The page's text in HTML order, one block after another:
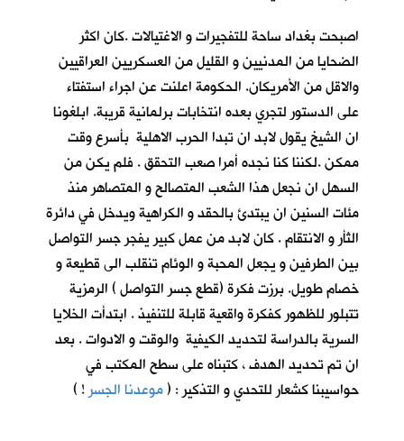
اصبحت بغداد ساحة للتفجيرات و الاغتيالات .كان اكثر
الضحايا من المدنيين و القليل من العسكريين العراقيين
والاقل من الأمريكان. الحكومة اعلنت عن اجراء استفتاء
على الدستور لتجري بعده انتخابات برلمانية قريبة. ابلغونا
ان الشيخ يقول لابد ان تبدا الحرب الاهلية بأسرع وقت
ممكن .لكننا كنا نجده أمرا صعب التحقق . فلم يكن من
السهل ان نجعل هذا الشعب المتصالح و المتصاهر منذ
مئات السنين ان يبتدئ بالحقد و الكراهية ويدخل في دائرة
الثأر و الانتقام . كان لابد من عمل كبير يفجر جسر التواصل
بين الطرفين و يجعل المحبة و الوئام تنقلب الى قطيعة و
خصام طويل. برزت فكرة (قطع جسر التواصل ) الرمزية
تتبلور للظهور كفكرة واقعية قابلة للتنفيذ . ابتدأت الخلايا
السرية بالدراسة لتحديد الكيفية والوقت و الادوات . بعد
ان تم تحديد الهدف ، كتبناه على سطح المكتب في
حواسيبنا كشعار للتحدي و التذكير : (موعدنا الجسر!
)